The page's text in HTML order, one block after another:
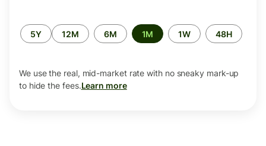
Time
period
48H
1W
1M
6M
12M
5Y
We use the real, mid-market rate with no sneaky mark-up
to hide the fees.Learn more